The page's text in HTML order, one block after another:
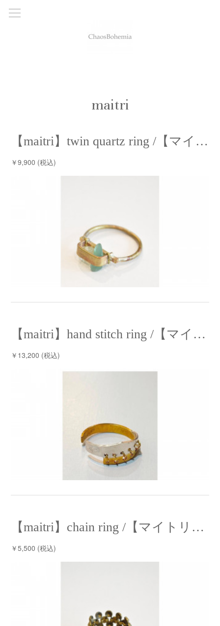
maitri
【maitri】twin quartz ring /【マイトリー】ツインクォーツリング
￥9,900 (税込)
【maitri】hand stitch ring /【マイトリー】ハンドステッチリング
￥13,200 (税込)
【maitri】chain ring /【マイトリー】チェーンリング
￥5,500 (税込)